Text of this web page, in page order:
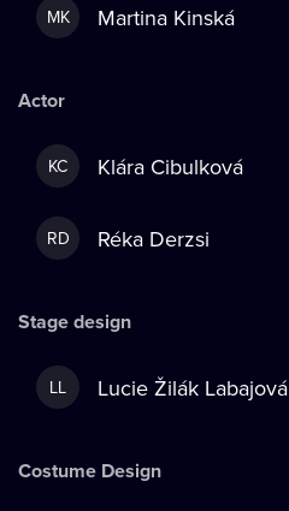
MK Martina Kinská
Actor
KC Klára Cibulková
RD Réka Derzsi
Stage design
LL Lucie Žilák Labajová
Costume Design